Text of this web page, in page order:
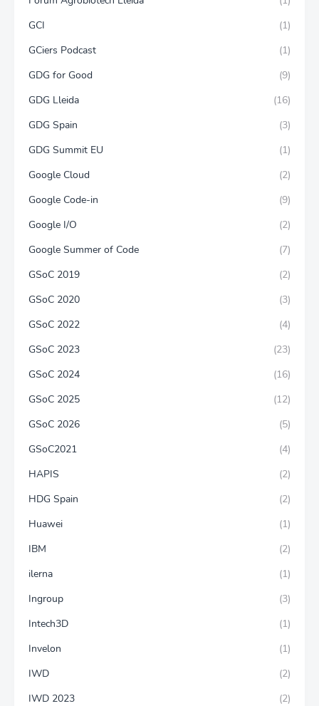
GCI
(1)
GCiers Podcast
(1)
GDG for Good
(9)
GDG Lleida
(16)
GDG Spain
(3)
GDG Summit EU
(1)
Google Cloud
(2)
Google Code-in
(9)
Google I/O
(2)
Google Summer of Code
(7)
GSoC 2019
(2)
GSoC 2020
(3)
GSoC 2022
(4)
GSoC 2023
(23)
GSoC 2024
(16)
GSoC 2025
(12)
GSoC 2026
(5)
GSoC2021
(4)
HAPIS
(2)
HDG Spain
(2)
Huawei
(1)
IBM
(2)
ilerna
(1)
Ingroup
(3)
Intech3D
(1)
Invelon
(1)
IWD
(2)
IWD 2023
(2)